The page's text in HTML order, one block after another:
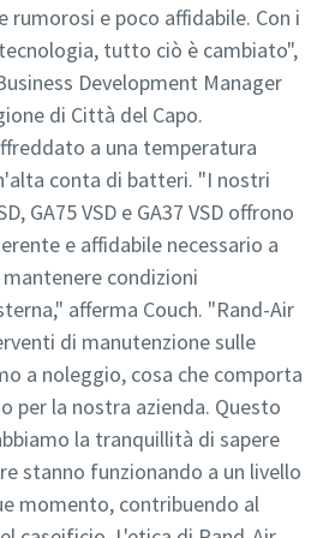
rumorosi e poco affidabile. Con i
tutto ciò è cambiato",
Development Manager
di Città del Capo.
a una temperatura
conta di batteri. "I nostri
GA75 VSD e GA37 VSD offrono
e affidabile necessario a
mantenere condizioni
afferma Couch. "Rand-Air
di manutenzione sulle
a noleggio, cosa che comporta
per la nostra azienda. Questo
la tranquillità di sapere
stanno funzionando a un livello
momento, contribuendo al